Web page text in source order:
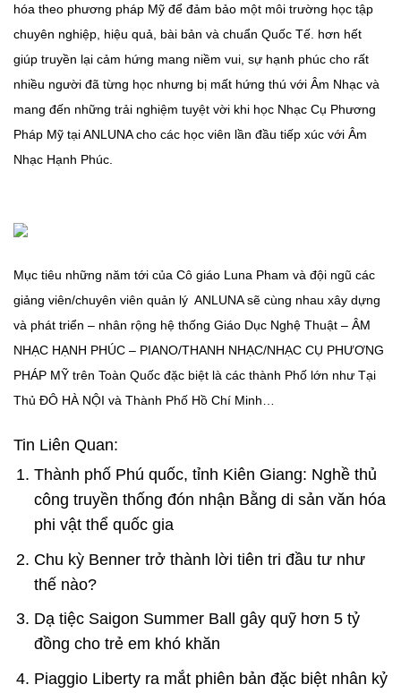
hóa theo phương pháp Mỹ để đảm bảo một môi trường học tập
chuyên nghiệp, hiệu quả, bài bản và chuẩn Quốc Tế. hơn hết
giúp truyền lại cảm hứng mang niềm vui, sự hạnh phúc cho rất
nhiều người đã từng học nhưng bị mất hứng thú với Âm Nhạc và
mang đến những trải nghiệm tuyệt vời khi học Nhạc Cụ Phương
Pháp Mỹ tại ANLUNA cho các học viên lần đầu tiếp xúc với Âm
Nhạc Hạnh Phúc.
Mục tiêu những năm tới của Cô giáo Luna Pham và đội ngũ các
giảng viên/chuyên viên quản lý ANLUNA sẽ cùng nhau xây dựng
và phát triển – nhân rộng hệ thống Giáo Dục Nghệ Thuật – ÂM
NHẠC HẠNH PHÚC – PIANO/THANH NHẠC/NHẠC CỤ PHƯƠNG
PHÁP MỸ trên Toàn Quốc đặc biệt là các thành Phố lớn như Tại
Thủ ĐÔ HÀ NỘI và Thành Phố Hồ Chí Minh…
Tin Liên Quan:
Thành phố Phú quốc, tỉnh Kiên Giang: Nghề thủ
công truyền thống đón nhận Bằng di sản văn hóa
phi vật thể quốc gia
Chu kỳ Benner trở thành lời tiên tri đầu tư như
thế nào?
Dạ tiệc Saigon Summer Ball gây quỹ hơn 5 tỷ
đồng cho trẻ em khó khăn
Piaggio Liberty ra mắt phiên bản đặc biệt nhân kỷ